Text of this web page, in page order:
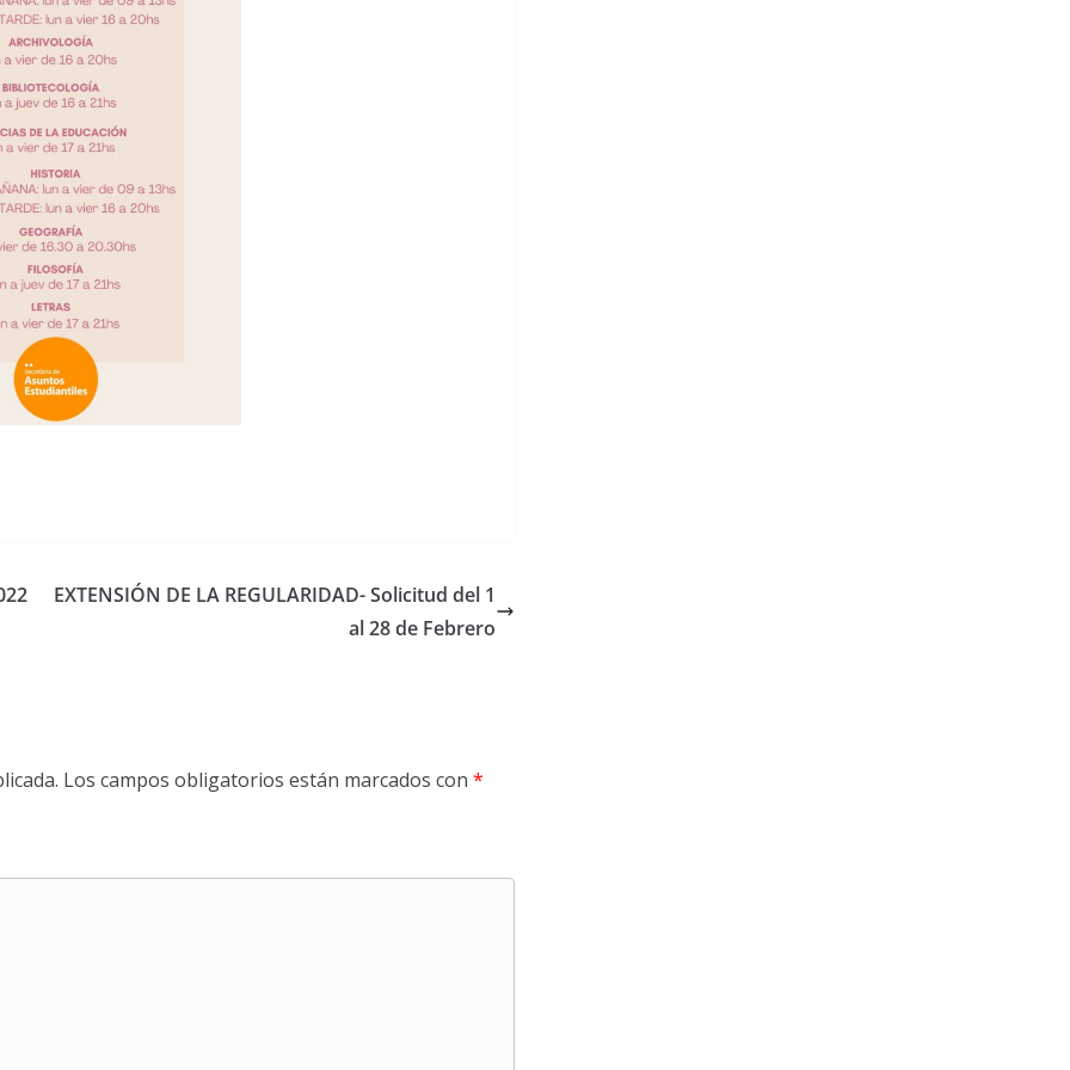
EXTENSIÓN DE LA REGULARIDAD- Solicitud del 1
al 28 de Febrero
Los campos obligatorios están marcados con *